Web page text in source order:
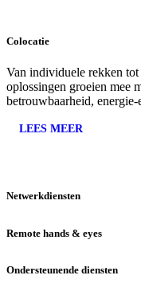
Colocatie
Van individuele rekken
oplossingen groeien mee
betrouwbaarheid,
LEES MEER
Netwerkdiensten
Remote hands & eyes
Ondersteunende diensten